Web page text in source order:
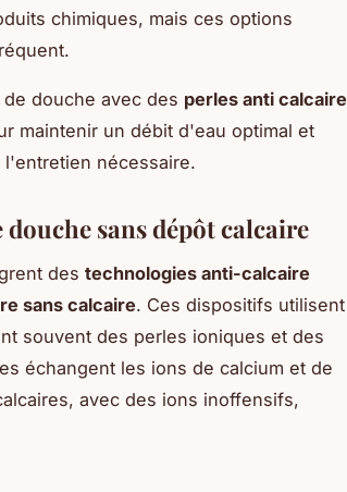
chimiques, mais ces options
douche avec des perles anti calcaire
maintenir un débit d'eau optimal et
nécessaire.
sans dépôt calcaire
des technologies anti-calcaire
sans calcaire. Ces dispositifs utilisent
souvent des perles ioniques et des
échangent les ions de calcium et de
avec des ions inoffensifs,